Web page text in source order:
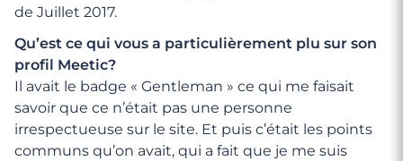
de Juillet 2017.
Qu’est ce qui vous a particulièrement plu sur son
profil Meetic?
Il avait le badge « Gentleman » ce qui me faisait
savoir que ce n’était pas une personne
irrespectueuse sur le site. Et puis c’était les points
communs qu’on avait, qui a fait que je me suis